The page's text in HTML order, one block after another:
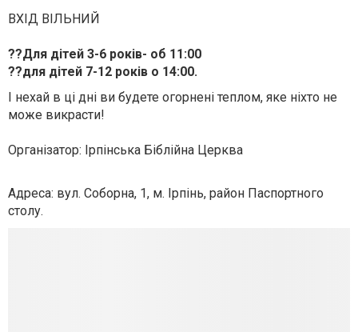
ВХІД ВІЛЬНИЙ
??Для дітей 3-6 років- об 11:00
??для дітей 7-12 років о 14:00.
І нехай в ці дні ви будете огорнені теплом, яке ніхто не
може викрасти!
Організатор: Ірпінська Біблійна Церква
Адреса: вул. Соборна, 1, м. Ірпінь, район Паспортного
столу.